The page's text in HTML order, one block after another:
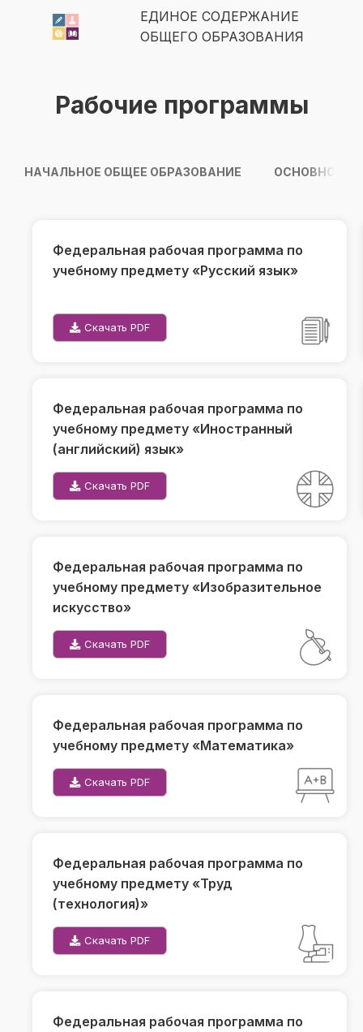
ЕДИНОЕ СОДЕРЖАНИЕ
ОБЩЕГО ОБРАЗОВАНИЯ
Рабочие программы
НАЧАЛЬНОЕ ОБЩЕЕ ОБРАЗОВАНИЕ ОСНОВНОЕ
Федеральная рабочая программа по
учебному предмету «Русский язык»
Скачать PDF
Федеральная рабочая программа по
учебному предмету «Иностранный
(английский) язык»
Скачать PDF
Федеральная рабочая программа по
учебному предмету «Изобразительное
искусство»
Скачать PDF
Федеральная рабочая программа по
учебному предмету «Математика»
Скачать PDF
Федеральная рабочая программа по
учебному предмету «Труд
(технология)»
Скачать PDF
Федеральная рабочая программа по